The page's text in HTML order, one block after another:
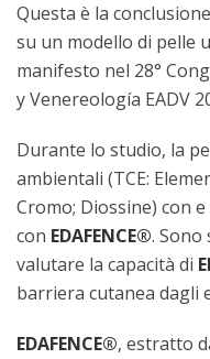
Questa è la
su un modello di pelle
manifesto nel 28°
y Venereología EADV
Durante lo studio, la
ambientali (TCE:
Cromo; Diossine) con
con EDAFENCE®.
valutare la capacità di
barriera cutanea dagli
EDAFENCE®, estratto